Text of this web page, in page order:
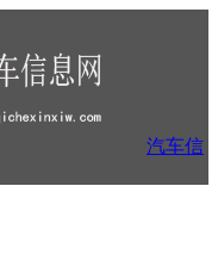
汽车信